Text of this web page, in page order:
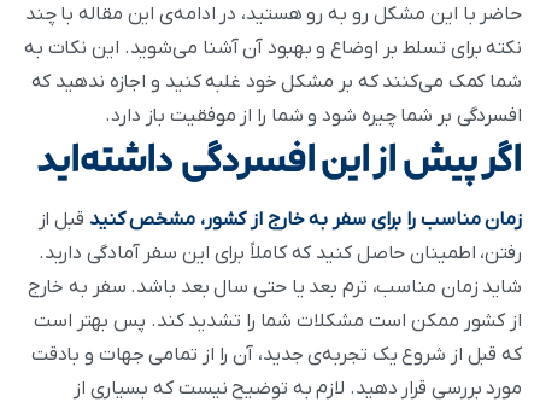
حاضر با این مشکل رو به رو هستید، در ادامه‌ی این مقاله با چند
نکته برای تسلط بر اوضاع و بهبود آن آشنا می‌شوید. این نکات به
شما کمک می‌کنند که بر مشکل خود غلبه کنید و اجازه ندهید که
افسردگی بر شما چیره شود و شما را از موفقیت باز دارد.
اگر پیش از این افسردگی داشته‌اید
زمان مناسب را برای سفر به خارج از کشور، مشخص کنید قبل از
رفتن، اطمینان حاصل کنید که کاملاً برای این سفر آمادگی دارید.
شاید زمان مناسب، ترم بعد یا حتی سال بعد باشد. سفر به خارج
از کشور ممکن است مشکلات شما را تشدید کند. پس بهتر است
که قبل از شروع یک تجربه‌ی جدید، آن را از تمامی جهات و بادقت
مورد بررسی قرار دهید. لازم به توضیح نیست که بسیاری از